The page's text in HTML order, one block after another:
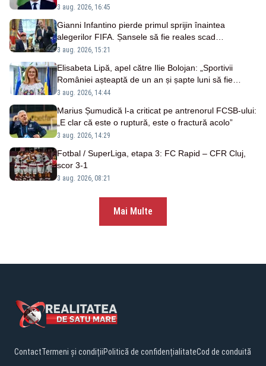
întrebării
3 aug. 2026, 16:45
Gianni Infantino pierde primul sprijin înaintea
alegerilor FIFA. Șansele să fie reales scad
considerabil
3 aug. 2026, 15:21
Elisabeta Lipă, apel către Ilie Bolojan: „Sportivii
României așteaptă de un an și șapte luni să fie
premiați”
3 aug. 2026, 14:44
Marius Șumudică l-a criticat pe antrenorul FCSB-ului:
„E clar că este o ruptură, este o fractură acolo”
3 aug. 2026, 14:29
Fotbal / SuperLiga, etapa 3: FC Rapid – CFR Cluj,
scor 3-1
3 aug. 2026, 08:21
Mai Multe
ContactTermeni și condițiiPolitică de confidențialitateCod de conduită